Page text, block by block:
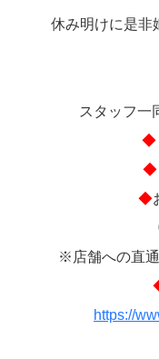
休み明けに是非
スタッフ一
◆
◆
◆
※店舗への直通
https://